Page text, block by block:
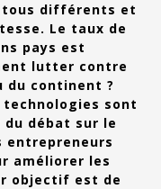
Sports
tous différents et
Le taux de
pays est
lutter contre
du continent ?
sont
débat sur le
entrepreneurs
améliorer les
objectif est de